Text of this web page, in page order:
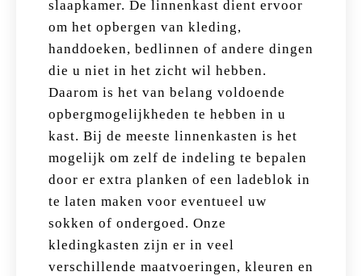
slaapkamer. De linnenkast dient ervoor
om het opbergen van kleding,
handdoeken, bedlinnen of andere dingen
die u niet in het zicht wil hebben.
Daarom is het van belang voldoende
opbergmogelijkheden te hebben in u
kast. Bij de meeste linnenkasten is het
mogelijk om zelf de indeling te bepalen
door er extra planken of een ladeblok in
te laten maken voor eventueel uw
sokken of ondergoed. Onze
kledingkasten zijn er in veel
verschillende maatvoeringen, kleuren en